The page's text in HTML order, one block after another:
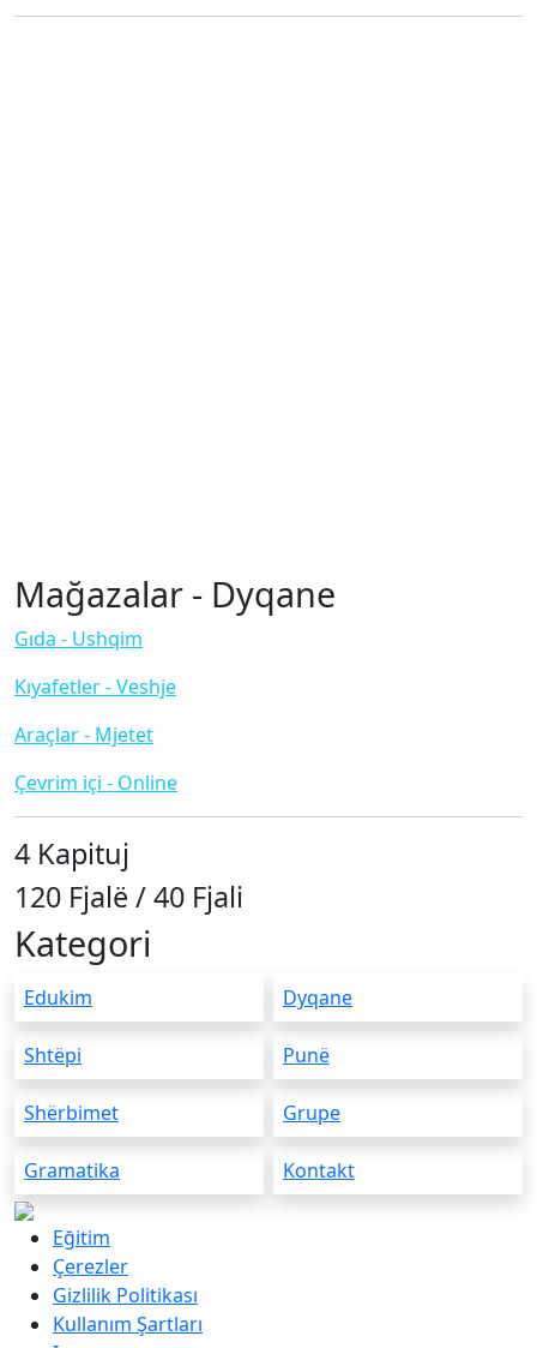
Mağazalar - Dyqane
Gıda - Ushqim
Kıyafetler - Veshje
Araçlar - Mjetet
Çevrim içi - Online
4 Kapituj
120 Fjalë / 40 Fjali
Kategori
Edukim Dyqane
Shtëpi Punë
Shërbimet Grupe
Gramatika Kontakt
Eğitim
Çerezler
Gizlilik Politikası
Kullanım Şartları